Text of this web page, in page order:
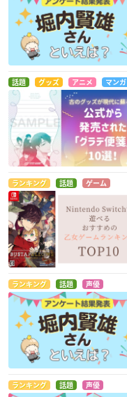
話題 グッズ アニメ マンガ
ランキング 話題 ゲーム
ランキング 話題 声優
ランキング 話題 声優